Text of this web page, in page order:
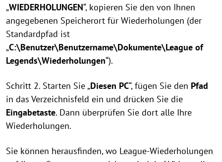
„WIEDERHOLUNGEN“, kopieren Sie den von Ihnen
angegebenen Speicherort für Wiederholungen (der
Standardpfad ist
„C:\Benutzer\Benutzername\Dokumente\League of
Legends\Wiederholungen“).
Schritt 2. Starten Sie „Diesen PC“, fügen Sie den Pfad
in das Verzeichnisfeld ein und drücken Sie die
Eingabetaste. Dann überprüfen Sie dort alle Ihre
Wiederholungen.
Sie können herausfinden, wo League-Wiederholungen